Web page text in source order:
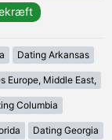
Dating Arkansas
Europe, Middle East,
Columbia
Dating Georgia